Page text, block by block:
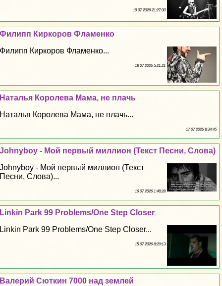
19 07 2026 21:27:30
Филипп Киркоров Фламенко
Филипп Киркоров Фламенко...
18 07 2026 5:21:21
Наталья Королева Мама, не плачь
Наталья Королева Мама, не плачь...
17 07 2026 8:34:45
Johnyboy - Мой первый миллион (Текст Песни, Слова)
Johnyboy - Мой первый миллион (Текст
Песни, Слова)...
16 07 2026 1:48:28
Linkin Park 99 Problems/One Step Closer
Linkin Park 99 Problems/One Step Closer...
15 07 2026 8:29:13
Валерий Сюткин 7000 над землей